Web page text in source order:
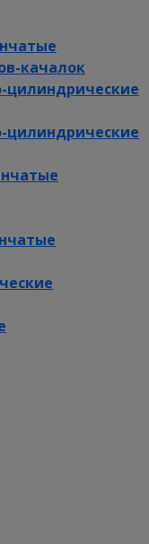
качалок
цилиндрические
цилиндрические